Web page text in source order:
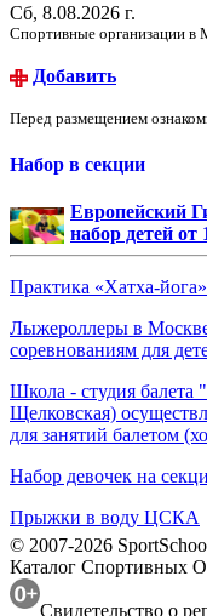
Сб, 8.08.2026 г.
Спортивные организации в
Добавить
Перед размещением
Набор в секции
Европейский
набор детей от
Практика «Хатха-
Лыжероллеры в
соревнованиям для
Школа - студия балета
Щелковская)
для занятий балетом
Набор девочек на
Прыжки в воду ЦСКА
© 2007-2026
Каталог Спортивных
Свидетельство о